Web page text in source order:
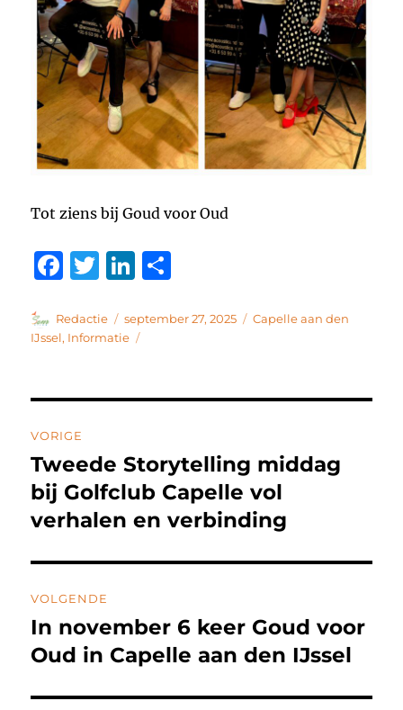
Tot ziens bij Goud voor Oud
F
c
e
o
o
k
T
it
te
Li
k
e
I
e
Auteur
Redactie
Geplaatst
op
september 27, 2025 Categorieën
Capelle aan den
IJssel, Informatie
navigatie
VORIGE
Vorig
bericht:
Tweede Storytelling middag
bij Golfclub Capelle vol
verhalen en verbinding
VOLGENDE
Volgend
bericht:
In november 6 keer Goud voor
Oud in Capelle aan den IJssel